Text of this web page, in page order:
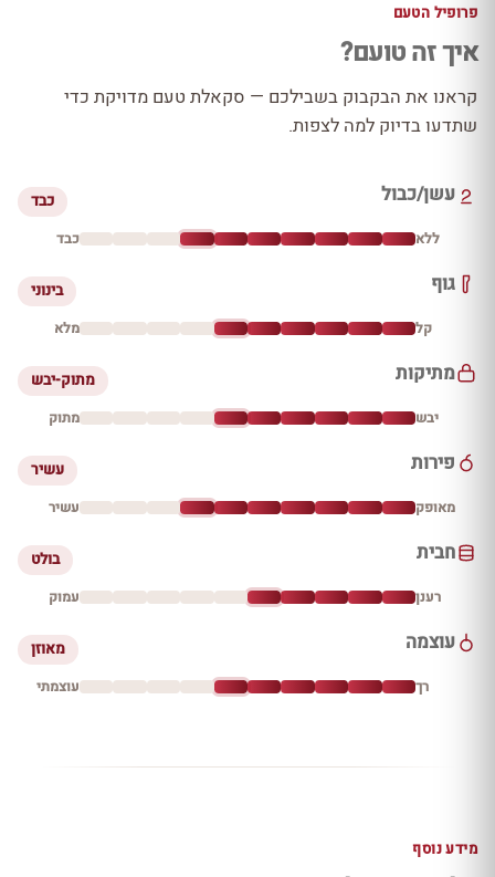
פרופיל הטעם
איך זה טועם?
קראנו את הבקבוק בשבילכם — סקאלת טעם מדויקת כדי
שתדעו בדיוק למה לצפות.
עשן/כבול כבד
ללא כבד
גוף בינוני
קל מלא
מתיקות מתוק-יבש
יבש מתוק
פירות עשיר
מאופק עשיר
חבית בולט
רענן עמוק
עוצמה מאוזן
רך עוצמתי
מידע נוסף